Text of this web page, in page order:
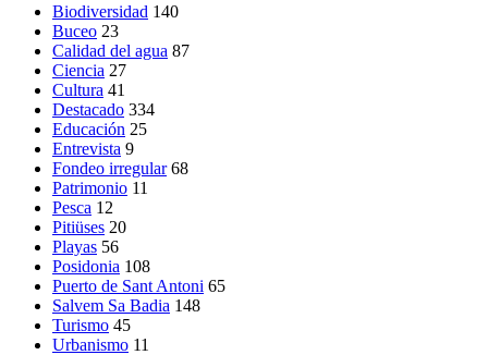
Biodiversidad 140
Buceo 23
Calidad del agua 87
Ciencia 27
Cultura 41
Destacado 334
Educación 25
Entrevista 9
Fondeo irregular 68
Patrimonio 11
Pesca 12
Pitiüses 20
Playas 56
Posidonia 108
Puerto de Sant Antoni 65
Salvem Sa Badia 148
Turismo 45
Urbanismo 11